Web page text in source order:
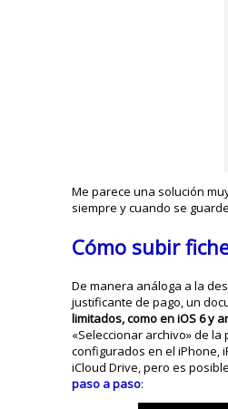
Me parece una solución
siempre y cuando se
Cómo subir
De manera análoga a la
justificante de pago, un
limitados, como en iOS 6 y
«Seleccionar archivo» de
configurados en el iPhone,
iCloud Drive, pero es
paso a paso: